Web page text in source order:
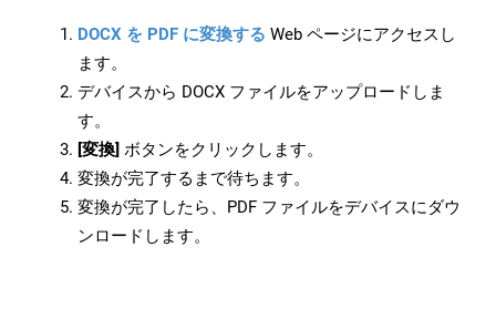
DOCX を PDF に変換する Web ページにアクセスし
ます。
デバイスから DOCX ファイルをアップロードしま
す。
[変換] ボタンをクリックします。
変換が完了するまで待ちます。
変換が完了したら、PDF ファイルをデバイスにダウ
ンロードします。